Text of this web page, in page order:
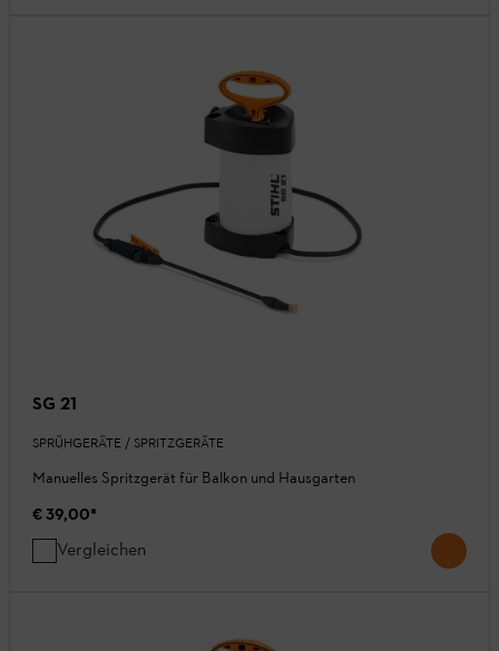
SG 21
SPRÜHGERÄTE / SPRITZGERÄTE
Manuelles Spritzgerät für Balkon und Hausgarten
€ 39,00*
Vergleichen